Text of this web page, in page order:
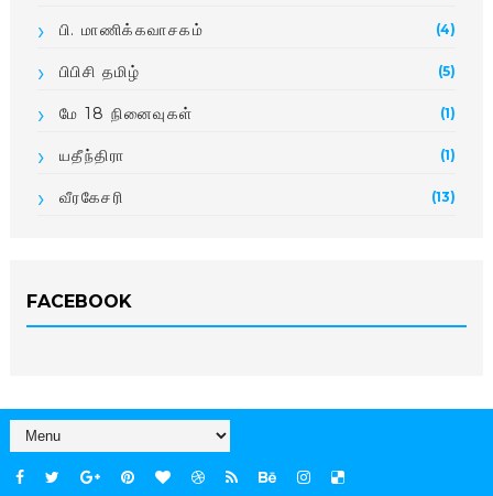
பி. மாணிக்­க­வா­சகம் (4)
பிபிசி தமிழ் (5)
மே 18 நினைவுகள் (1)
யதீந்திரா (1)
வீரகேசரி (13)
FACEBOOK